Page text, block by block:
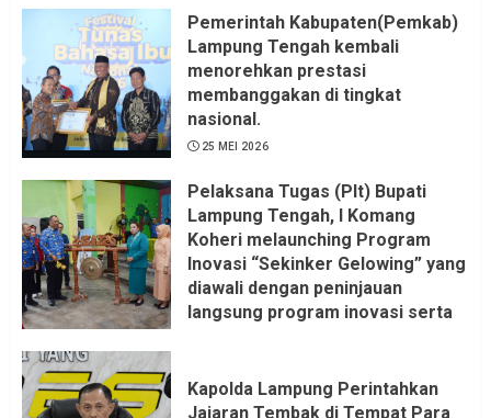
Pemerintah Kabupaten(Pemkab)
Lampung Tengah kembali
menorehkan prestasi
membanggakan di tingkat
nasional.
25 MEI 2026
Pelaksana Tugas (Plt) Bupati
Lampung Tengah, I Komang
Koheri melaunching Program
Inovasi “Sekinker Gelowing” yang
diawali dengan peninjauan
langsung program inovasi serta
Bandar Jaya Barat, Kecamatan
Terbanggi Besar, Rabu
Kapolda Lampung Perintahkan
Jajaran Tembak di Tempat Para